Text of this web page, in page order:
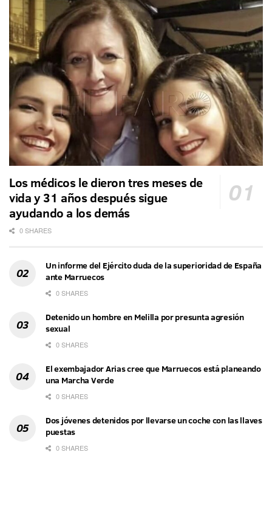
Los médicos le dieron tres meses de
vida y 31 años después sigue
ayudando a los demás
0 SHARES
Un informe del Ejército duda de la superioridad de España
ante Marruecos
0 SHARES
Detenido un hombre en Melilla por presunta agresión
sexual
0 SHARES
El exembajador Arias cree que Marruecos está planeando
una Marcha Verde
0 SHARES
Dos jóvenes detenidos por llevarse un coche con las llaves
puestas
0 SHARES